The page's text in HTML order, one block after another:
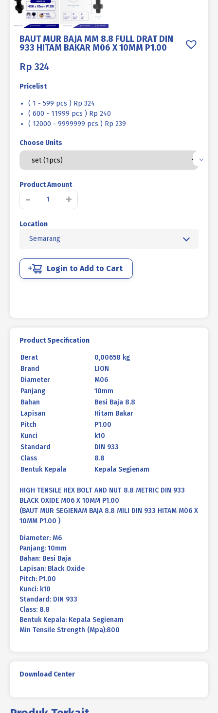
BAUT MUR BAJA MM 8.8 FULL DRAT DIN
933 HITAM BAKAR M06 X 10MM P1.00
Rp 324
Pricelist
( 1 - 599 pcs ) Rp 324
( 600 - 11999 pcs ) Rp 240
( 12000 - 9999999 pcs ) Rp 239
Choose Units
Product Amount
-
Kuantitas
BAJA
MM
DRAT
DIN
10MM
+
Location
Semarang
Login to Add to Cart
Product Specification
Berat
0,00658 kg
Brand
LION
Diameter
M06
Panjang
10mm
Bahan
Besi Baja 8.8
Lapisan
Hitam Bakar
Pitch
P1.00
Kunci
k10
Standard
DIN 933
Class
8.8
Bentuk Kepala
Kepala Segienam
HIGH TENSILE HEX BOLT AND NUT 8.8 METRIC DIN 933
BLACK OXIDE M06 X 10MM P1.00
(BAUT MUR SEGIENAM BAJA 8.8 MILI DIN 933 HITAM M06 X
10MM P1.00 )
Diameter: M6
Panjang: 10mm
Bahan: Besi Baja
Lapisan: Black Oxide
Pitch: P1.00
Kunci: k10
Standard: DIN 933
Class: 8.8
Bentuk Kepala: Kepala Segienam
Min Tensile Strength (Mpa):800
Download Center